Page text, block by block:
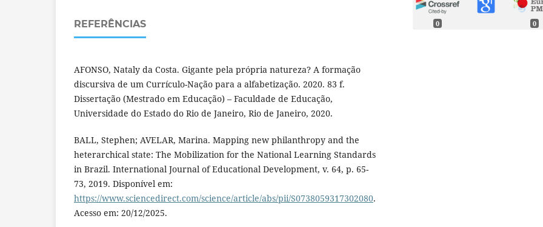
REFERÊNCIAS
AFONSO, Nataly da Costa. Gigante pela própria natureza? A formação
discursiva de um Currículo-Nação para a alfabetização. 2020. 83 f.
Dissertação (Mestrado em Educação) – Faculdade de Educação,
Universidade do Estado do Rio de Janeiro, Rio de Janeiro, 2020.
BALL, Stephen; AVELAR, Marina. Mapping new philanthropy and the
heterarchical state: The Mobilization for the National Learning Standards
in Brazil. International Journal of Educational Development, v. 64, p. 65-
73, 2019. Disponível em:
https://www.sciencedirect.com/science/article/abs/pii/S0738059317302080.
Acesso em: 20/12/2025.
0 0